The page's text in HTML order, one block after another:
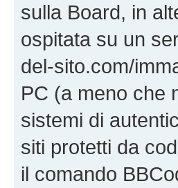
sulla Board, in
ospitata su un
del-sito.com/
PC (a meno che
sistemi di
siti protetti da
il comando